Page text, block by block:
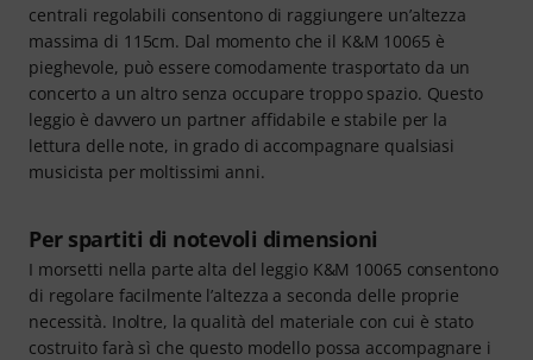
centrali regolabili consentono di raggiungere un’altezza
massima di 115cm. Dal momento che il K&M 10065 è
pieghevole, può essere comodamente trasportato da un
concerto a un altro senza occupare troppo spazio. Questo
leggio è davvero un partner affidabile e stabile per la
lettura delle note, in grado di accompagnare qualsiasi
musicista per moltissimi anni.
Per spartiti di notevoli dimensioni
I morsetti nella parte alta del leggio K&M 10065 consentono
di regolare facilmente l’altezza a seconda delle proprie
necessità. Inoltre, la qualità del materiale con cui è stato
costruito farà sì che questo modello possa accompagnare i